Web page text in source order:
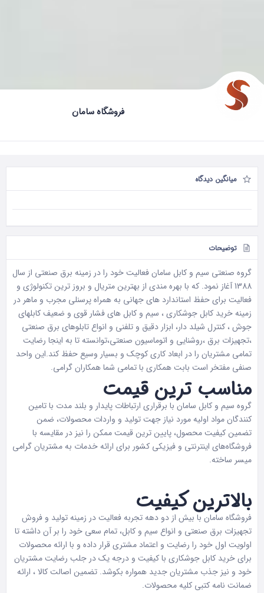
فروشگاه سامان
میانگین دیدگاه
توضیحات
گروه صنعتی سیم و کابل سامان فعالیت خود را در زمینه برق صنعتی از سال
1388 آغاز نمود. که با بهره مندی از بهترین متریال و بروز ترین تکنولوژی و
فعالیت برای حفظ استاندارد های جهانی به همراه پرسنلی مجرب و ماهر در
زمینه خرید کابل جوشکاری ، سیم و کابل های فشار قوی و ضعیف کابلهای
جوش ، کنترل شیلد دار، ابزار دقیق و تلفنی و انواع تابلوهای برق صنعتی
،تجهیزات برق ،روشنایی و اتوماسیون صنعتی،توانسته تا به اینجا رضایت
تمامی مشتریان را در ابعاد کاری کوچک و بسیار وسیع حفظ کند.این واحد
صنفی مفتخر است بابت همکاری با تمامی شما همکاران گرامی.
مناسب ترین قیمت
گروه سیم و کابل سامان با برقراری ارتباطات پایدار و بلند مدت با تامین
کنندگان مواد اولیه مورد نیاز جهت تولید و واردات محصولات، ضمن
تضمین کیفیت محصول، پایین ترین قیمت ممکن را نیز در مقایسه با
فروشگاه‌های اینترنتی و فیزیکی کشور برای ارائه خدمات به مشتریان گرامی
میسر ساخته.
بالاترین کیفیت
فروشگاه سامان با بیش از دو دهه تجربه فعالیت در زمینه تولید و فروش
تجهیزات برق صنعتی و انواع سیم و کابل، تمام سعی خود را بر آن داشته تا
اولویت اول خود را رضایت و اعتماد مشتری قرار داده و با ارائه محصولات
برای خرید کابل جوشکاری با کیفیت و درجه یک در جلب رضایت مشتریان
خود و نیز جذب مشتریان جدید همواره بکوشد. تضمین اصالت کالا​ ، ارائه
ضمانت نامه کتبی کلیه محصولات.